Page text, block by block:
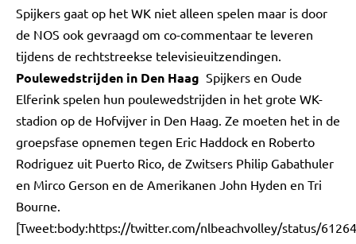
Spijkers gaat op het WK niet alleen spelen maar is door
de NOS ook gevraagd om co-commentaar te leveren
tijdens de rechtstreekse televisieuitzendingen.
Poulewedstrijden in Den Haag Spijkers en Oude
Elferink spelen hun poulewedstrijden in het grote WK-
stadion op de Hofvijver in Den Haag. Ze moeten het in de
groepsfase opnemen tegen Eric Haddock en Roberto
Rodriguez uit Puerto Rico, de Zwitsers Philip Gabathuler
en Mirco Gerson en de Amerikanen John Hyden en Tri
Bourne.
[Tweet:body:https://twitter.com/nlbeachvolley/status/